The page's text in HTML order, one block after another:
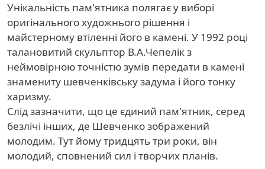
Унікальність пам'ятника полягає у виборі
оригінального художнього рішення і
майстерному втіленні його в камені. У 1992 році
талановитий скульптор В.А.Чепелік з
неймовірною точністю зумів передати в камені
знамениту шевченківську задума і його тонку
харизму.
Слід зазначити, що це єдиний пам'ятник, серед
безлічі інших, де Шевченко зображений
молодим. Тут йому тридцять три роки, він
молодий, сповнений сил і творчих планів.